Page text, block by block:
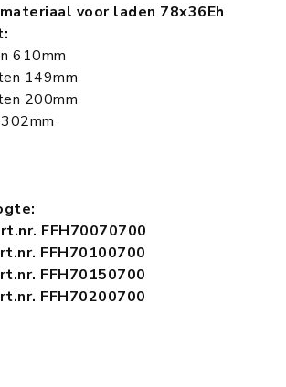
voor laden 78x36Eh
610mm
149mm
200mm
FFH70070700
FFH70100700
FFH70150700
FFH70200700